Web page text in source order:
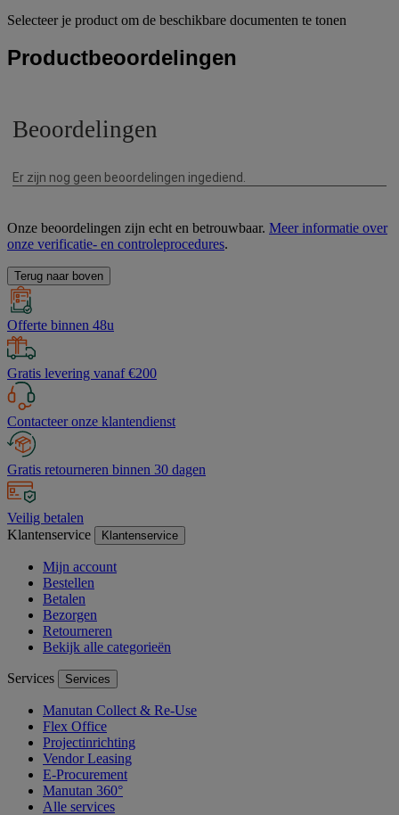
Selecteer je product om de beschikbare documenten te tonen
Productbeoordelingen
Onze beoordelingen zijn echt en betrouwbaar. Meer informatie over
onze verificatie- en controleprocedures.
Terug naar boven
Offerte binnen 48u
Gratis levering vanaf €200
Contacteer onze klantendienst
Gratis retourneren binnen 30 dagen
Veilig betalen
Klantenservice
Klantenservice
Mijn account
Bestellen
Betalen
Bezorgen
Retourneren
Bekijk alle categorieën
Services Services
Manutan Collect & Re-Use
Flex Office
Projectinrichting
Vendor Leasing
E-Procurement
Manutan 360°
Alle services